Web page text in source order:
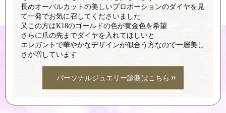
長めオーバルカットの美しいプロポーションのダイヤを見
て一発でお気に召してくださいました
又この方はK18のゴールドの色が黄金色を希望
さらに爪の先までダイヤを入れてほしいと
エレガントで華やかなデザインが似合う方なので一層美し
さが増しています
パーソナルジュエリー診断はこちら